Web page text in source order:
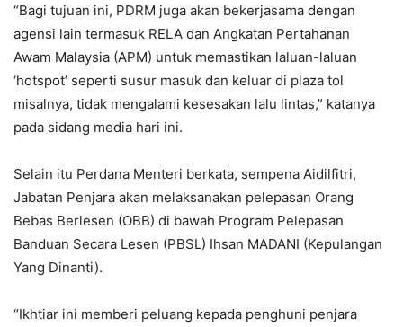
“Bagi tujuan ini, PDRM juga akan bekerjasama dengan
agensi lain termasuk RELA dan Angkatan Pertahanan
Awam Malaysia (APM) untuk memastikan laluan-laluan
‘hotspot’ seperti susur masuk dan keluar di plaza tol
misalnya, tidak mengalami kesesakan lalu lintas,” katanya
pada sidang media hari ini.
Selain itu Perdana Menteri berkata, sempena Aidilfitri,
Jabatan Penjara akan melaksanakan pelepasan Orang
Bebas Berlesen (OBB) di bawah Program Pelepasan
Banduan Secara Lesen (PBSL) Ihsan MADANI (Kepulangan
Yang Dinanti).
“Ikhtiar ini memberi peluang kepada penghuni penjara